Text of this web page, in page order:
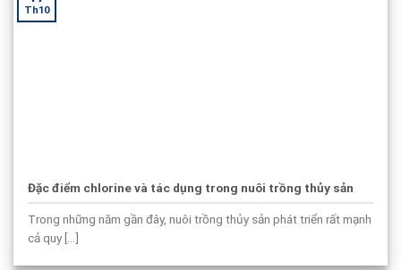
Đặc điểm chlorine và tác dụng trong nuôi trồng thủy sản
Trong những năm gần đây, nuôi trồng thủy sản phát triển rất mạnh
cả quy [...]
Th10